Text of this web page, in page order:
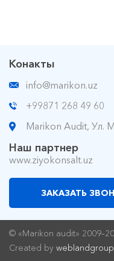
Конакты
info@marikon.uz
+99871 268 49 60
Marikon Audit, Ул.
Наш партнер
www.ziyokonsalt.uz
ЗАКАЗАТЬ
© «Marikon audit»
Created by weblandgroup